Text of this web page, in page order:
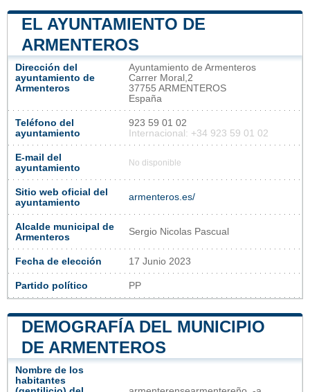
EL AYUNTAMIENTO DE
ARMENTEROS
Dirección del
ayuntamiento de
Armenteros
Ayuntamiento de Armenteros
Carrer Moral,2
37755 ARMENTEROS
España
Teléfono del
ayuntamiento
923 59 01 02
Internacional: +34 923 59 01 02
E-mail del
ayuntamiento
No disponible
Sitio web oficial del
ayuntamiento
armenteros.es/
Alcalde municipal de
Armenteros
Sergio Nicolas Pascual
Fecha de elección 17 Junio 2023
Partido político PP
DEMOGRAFÍA DEL MUNICIPIO
DE ARMENTEROS
Nombre de los
habitantes